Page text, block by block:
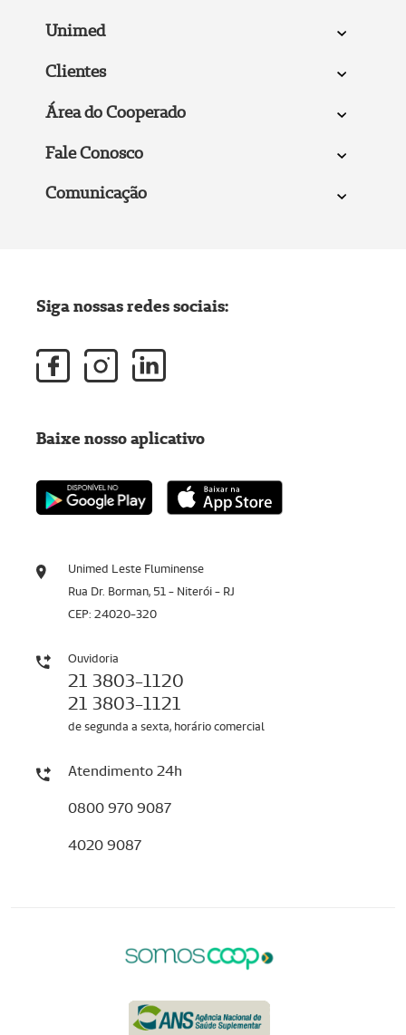
Unimed
Clientes
Área do Cooperado
Fale Conosco
Comunicação
Unimed Leste Fluminense
Rua Dr. Borman, 51 - Niterói - RJ
CEP: 24020-320
Ouvidoria
21 3803-1120
21 3803-1121
de segunda a sexta, horário comercial
Atendimento 24h
0800 970 9087
4020 9087
Siga nossas redes sociais:
Baixe nosso aplicativo